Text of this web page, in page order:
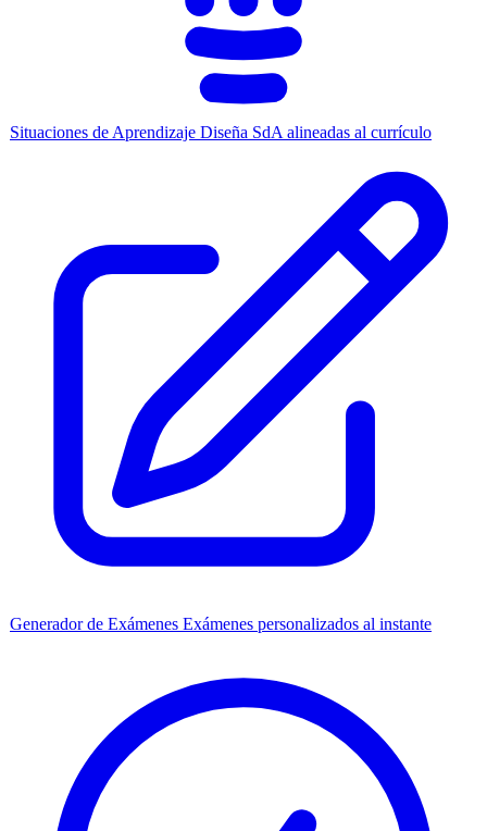
Situaciones de Aprendizaje Diseña SdA alineadas al currículo
Generador de Exámenes Exámenes personalizados al instante